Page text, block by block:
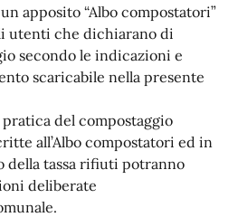
apposito “Albo compostatori”
utenti che dichiarano di
secondo le indicazioni e
scaricabile nella presente
del compostaggio
all’Albo compostatori ed in
della tassa rifiuti potranno
deliberate